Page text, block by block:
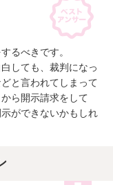
るべきです。
しても、裁判になっ
と言われてしまって
ら開示請求をして
ができないかもしれ